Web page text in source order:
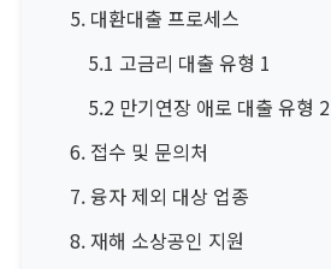
5. 대환대출 프로세스
5.1 고금리 대출 유형 1
5.2 만기연장 애로 대출 유형 2
6. 접수 및 문의처
7. 융자 제외 대상 업종
8. 재해 소상공인 지원